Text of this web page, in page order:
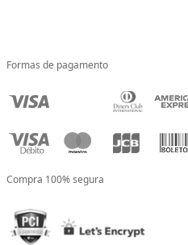
Formas de pagamento
Compra 100% segura